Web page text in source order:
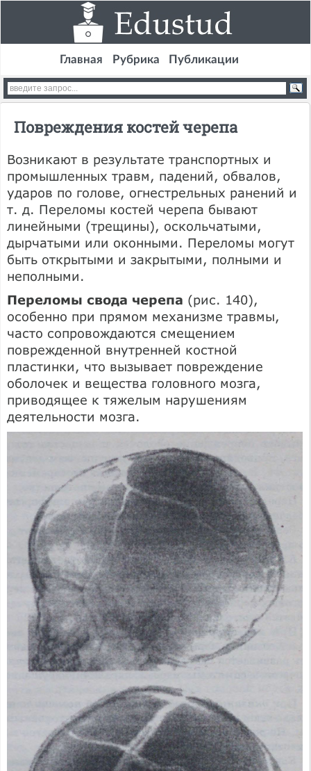
Главная Рубрика Публикации
Повреждения костей черепа
Возникают в результате транспортных и
промышленных травм, падений, обвалов,
ударов по голове, огнестрельных ранений и
т. д. Переломы костей черепа бывают
линейными (трещины), оскольчатыми,
дырчатыми или оконными. Переломы могут
быть открытыми и закрытыми, полными и
неполными.
Переломы свода черепа (рис. 140),
особенно при прямом механизме травмы,
часто сопровождаются смещением
поврежденной внутренней костной
пластинки, что вызывает повреждение
оболочек и вещества головного мозга,
приводящее к тяжелым нарушениям
деятельности мозга.